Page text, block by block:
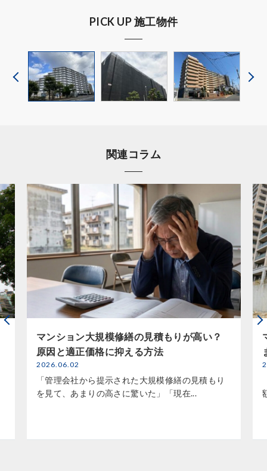
PICK UP 施工物件
関連コラム
マンション大規模修繕の見積もりが高い？
原因と適正価格に抑える方法
2026.06.02
「管理会社から提示された大規模修繕の見積もり
を見て、あまりの高さに驚いた」「現在...